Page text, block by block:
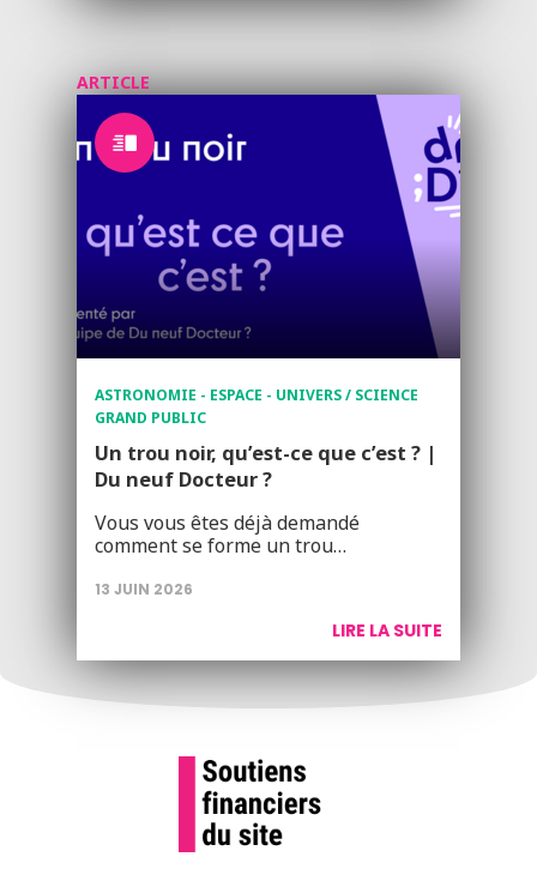
ARTICLE
ASTRONOMIE - ESPACE - UNIVERS / SCIENCE
GRAND PUBLIC
Un trou noir, qu’est-ce que c’est ? |
Du neuf Docteur ?
Vous vous êtes déjà demandé
comment se forme un trou…
13 JUIN 2026
LIRE LA SUITE